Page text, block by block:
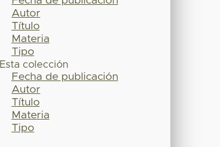
Autor
Título
Materia
Tipo
Esta colección
Fecha de publicación
Autor
Título
Materia
Tipo